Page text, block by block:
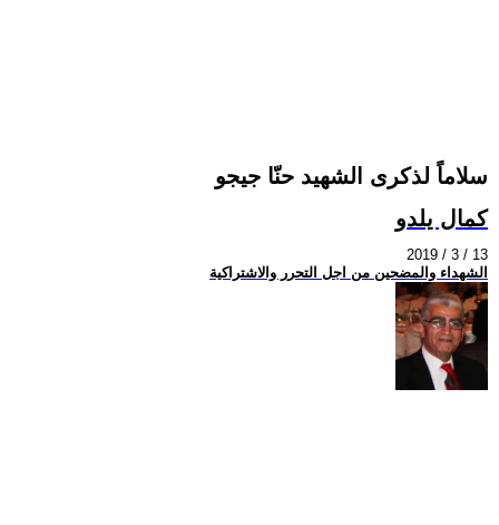
سلاماً لذكرى الشهيد حنّا جيجو
كمال يلدو
2019 / 3 / 13
الشهداء والمضحين من اجل التحرر والاشتراكية